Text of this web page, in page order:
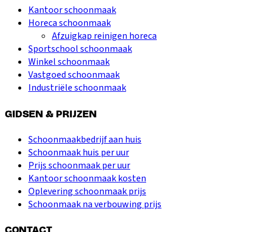
Kantoor schoonmaak
Horeca schoonmaak
Afzuigkap reinigen horeca
Sportschool schoonmaak
Winkel schoonmaak
Vastgoed schoonmaak
Industriële schoonmaak
GIDSEN & PRIJZEN
Schoonmaakbedrijf aan huis
Schoonmaak huis per uur
Prijs schoonmaak per uur
Kantoor schoonmaak kosten
Oplevering schoonmaak prijs
Schoonmaak na verbouwing prijs